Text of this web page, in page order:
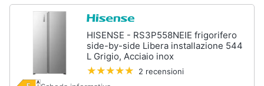
HISENSE - RS3P558NEIE frigorifero
side-by-side Libera installazione 544
L Grigio, Acciaio inox
2 recensioni